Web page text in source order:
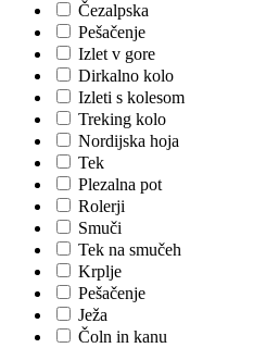
Čezalpska
Pešačenje
Izlet v gore
Dirkalno kolo
Izleti s kolesom
Treking kolo
Nordijska hoja
Tek
Plezalna pot
Rolerji
Smuči
Tek na smučeh
Krplje
Pešačenje
Ježa
Čoln in kanu